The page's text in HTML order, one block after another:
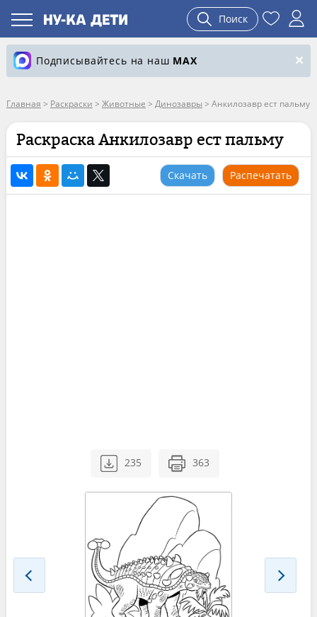
Поиск
Подписывайтесь на наш MAX
Главная > Раскраски > Животные > Динозавры > Анкилозавр ест пальму
Раскраска Анкилозавр ест пальму
Скачать Распечатать
235 363